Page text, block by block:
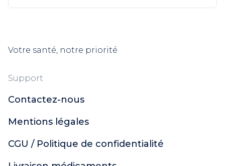
Votre santé, notre priorité
Support
Contactez-nous
Mentions légales
CGU / Politique de confidentialité